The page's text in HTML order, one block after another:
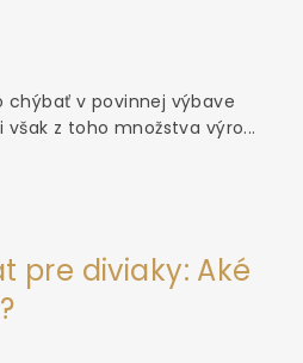
chýbať v povinnej výbave
však z toho množstva výro...
pre diviaky: Aké